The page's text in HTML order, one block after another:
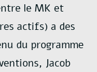
le MK et
actifs) a des
du programme
Jacob